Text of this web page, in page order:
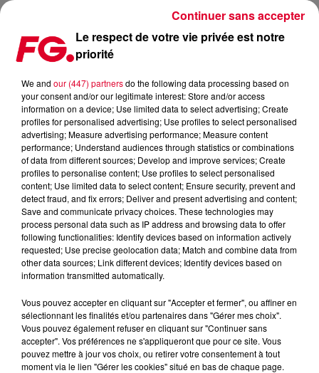
TOMORROWLAND SORT LE DOCUMENTAIRE « WE ARE TOMORROW »
Publié : 6 octobre 2025 à 13h02 par Christophe HUBERT
Crédit :
Le respect de votre vie privée est notre
priorité
We and our (447) partnersdo the following data processing based on
your consent and/or our legitimate interest: Store and/or access
information on a device; Use limited data to select advertising; Create
profiles for personalised advertising; Use profiles to select personalised
advertising; Measure advertising performance; Measure content
performance; Understand audiences through statistics or combinations
of data from different sources; Develop and improve services; Create
profiles to personalise content; Use profiles to select personalised
content; Use limited data to select content; Ensure security, prevent and
detect fraud, and fix errors; Deliver and present advertising and content;
Save and communicate privacy choices. These technologies may
process personal data such as IP address and browsing data to offer
following functionalities: Identify devices based on information actively
requested; Use precise geolocation data; Match and combine data from
other data sources; Link different devices; Identify devices based on
information transmitted automatically.
Vous pouvez accepter en cliquant sur "Accepter et fermer", ou affiner en
sélectionnant les finalités et/ou partenaires dans "Gérer mes choix".
Vous pouvez également refuser en cliquant sur "Continuer sans
accepter". Vos préférences ne s'appliqueront que pour ce site. Vous
pouvez mettre à jour vos choix, ou retirer votre consentement à tout
moment via le lien "Gérer les cookies" situé en bas de chaque page.
Continuer sans accepter